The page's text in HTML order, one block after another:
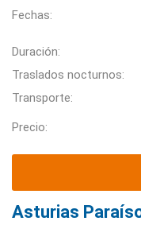
Fechas:
Duración:
Traslados nocturnos:
Transporte:
Precio:
Asturias